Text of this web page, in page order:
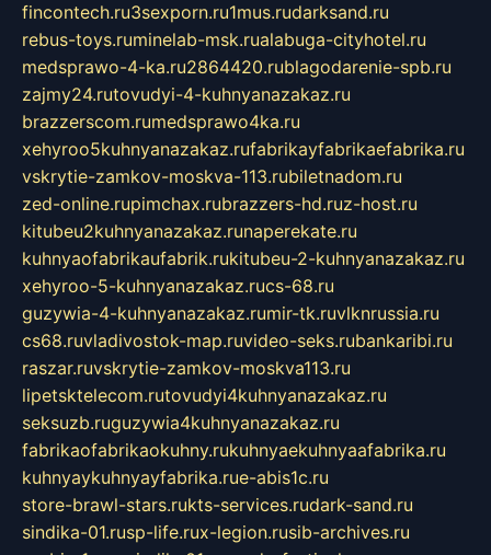
fincontech.ru3sexporn.ru1mus.rudarksand.ru
rebus-toys.ruminelab-msk.rualabuga-cityhotel.ru
medsprawo-4-ka.ru2864420.rublagodarenie-spb.ru
zajmy24.rutovudyi-4-kuhnyanazakaz.ru
brazzerscom.rumedsprawo4ka.ru
xehyroo5kuhnyanazakaz.rufabrikayfabrikaefabrika.ru
vskrytie-zamkov-moskva-113.rubiletnadom.ru
zed-online.rupimchax.rubrazzers-hd.ruz-host.ru
kitubeu2kuhnyanazakaz.runaperekate.ru
kuhnyaofabrikaufabrik.rukitubeu-2-kuhnyanazakaz.ru
xehyroo-5-kuhnyanazakaz.rucs-68.ru
guzywia-4-kuhnyanazakaz.rumir-tk.ruvlknrussia.ru
cs68.ruvladivostok-map.ruvideo-seks.rubankaribi.ru
raszar.ruvskrytie-zamkov-moskva113.ru
lipetsktelecom.rutovudyi4kuhnyanazakaz.ru
seksuzb.ruguzywia4kuhnyanazakaz.ru
fabrikaofabrikaokuhny.rukuhnyaekuhnyaafabrika.ru
kuhnyaykuhnyayfabrika.rue-abis1c.ru
store-brawl-stars.rukts-services.rudark-sand.ru
sindika-01.rusp-life.rux-legion.rusib-archives.ru